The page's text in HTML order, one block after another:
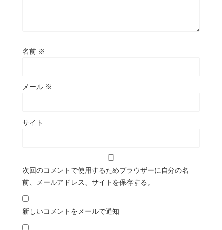
名前 ※
メール ※
サイト
次回のコメントで使用するためブラウザーに自分の名
前、メールアドレス、サイトを保存する。
新しいコメントをメールで通知